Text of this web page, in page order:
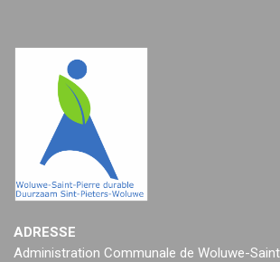
ADRESSE
Administration Communale de Woluwe-